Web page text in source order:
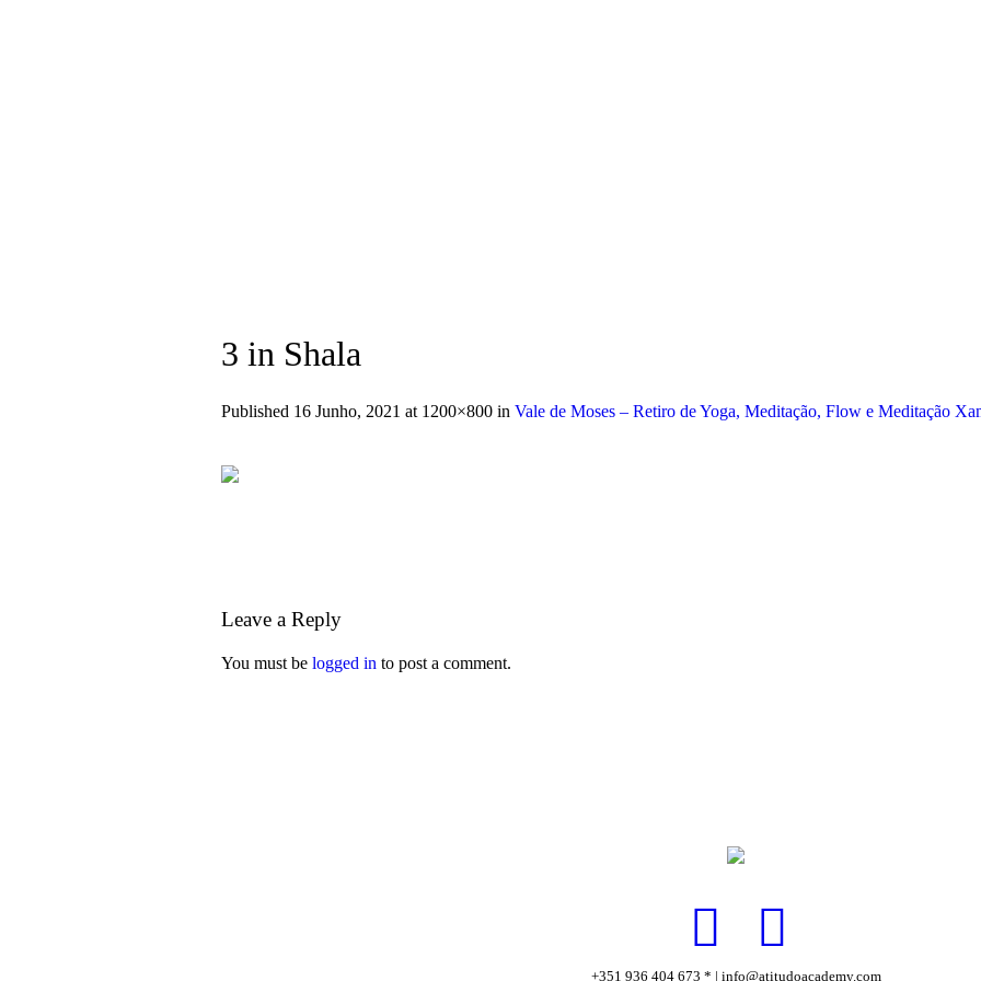
3 in Shala
Published 16 Junho, 2021 at 1200×800 in Vale de Moses – Retiro de Yoga, Meditação, Flow e Meditação
Leave a Reply
You must be logged in to post a comment.
+351 936 404 673 * | info@atitudoacademy.com